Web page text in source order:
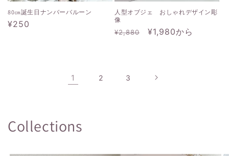
80㎝誕生日ナンバーバルーン
通
¥250
人型オブジェ おしゃれデザイン彫
像
通
¥2,880
セ
格
¥1,980から
1 2 3
Collections